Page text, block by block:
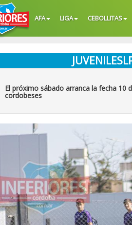
AFA LIGA CEBOLLITAS
El próximo sábado arranca la fecha 10
cordobeses